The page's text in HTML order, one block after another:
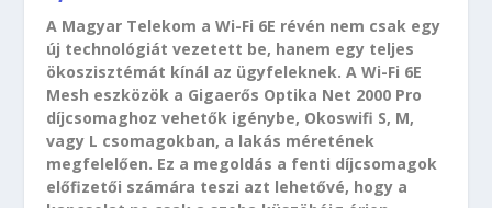
A Magyar Telekom a Wi-Fi 6E révén nem csak egy
új technológiát vezetett be, hanem egy teljes
ökoszisztémát kínál az ügyfeleknek. A Wi-Fi 6E
Mesh eszközök a Gigaerős Optika Net 2000 Pro
díjcsomaghoz vehetők igénybe, Okoswifi S, M,
vagy L csomagokban, a lakás méretének
megfelelően. Ez a megoldás a fenti díjcsomagok
előfizetői számára teszi azt lehetővé, hogy a